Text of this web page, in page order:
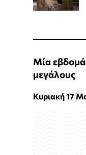
Μία
μεγάλους
Κυριακή 17